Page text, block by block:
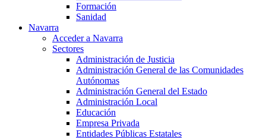
Formación
Sanidad
Navarra
Acceder a Navarra
Sectores
Administración de Justicia
Administración General de las Comunidades
Autónomas
Administración General del Estado
Administración Local
Educación
Empresa Privada
Entidades Públicas Estatales